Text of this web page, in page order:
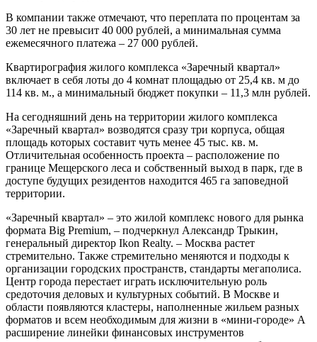
В компании также отмечают, что переплата по процентам за
30 лет не превысит 40 000 рублей, а минимальная сумма
ежемесячного платежа – 27 000 рублей.
Квартирография жилого комплекса «Заречный квартал»
включает в себя лоты до 4 комнат площадью от 25,4 кв. м до
114 кв. м., а минимальный бюджет покупки – 11,3 млн рублей.
На сегодняшний день на территории жилого комплекса
«Заречный квартал» возводятся сразу три корпуса, общая
площадь которых составит чуть менее 45 тыс. кв. м.
Отличительная особенность проекта – расположение по
границе Мещерского леса и собственный выход в парк, где в
доступе будущих резидентов находится 465 га заповедной
территории.
«Заречный квартал» – это жилой комплекс нового для рынка
формата Big Premium, – подчеркнул Александр Трыкин,
генеральный директор Ikon Realty. – Москва растет
стремительно. Также стремительно меняются и подходы к
организации городских пространств, стандарты мегаполиса.
Центр города перестает играть исключительную роль
средоточия деловых и культурных событий. В Москве и
области появляются кластеры, наполненные жильем разных
форматов и всем необходимым для жизни в «мини-городе» А
расширение линейки финансовых инструментов